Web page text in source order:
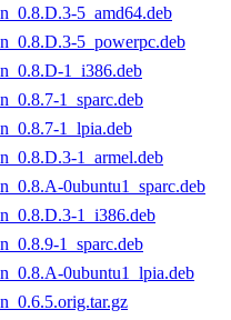
5_amd64.deb
5_powerpc.deb
1_i386.deb
1_sparc.deb
1_lpia.deb
1_armel.deb
0ubuntu1_sparc.deb
1_i386.deb
1_sparc.deb
0ubuntu1_lpia.deb